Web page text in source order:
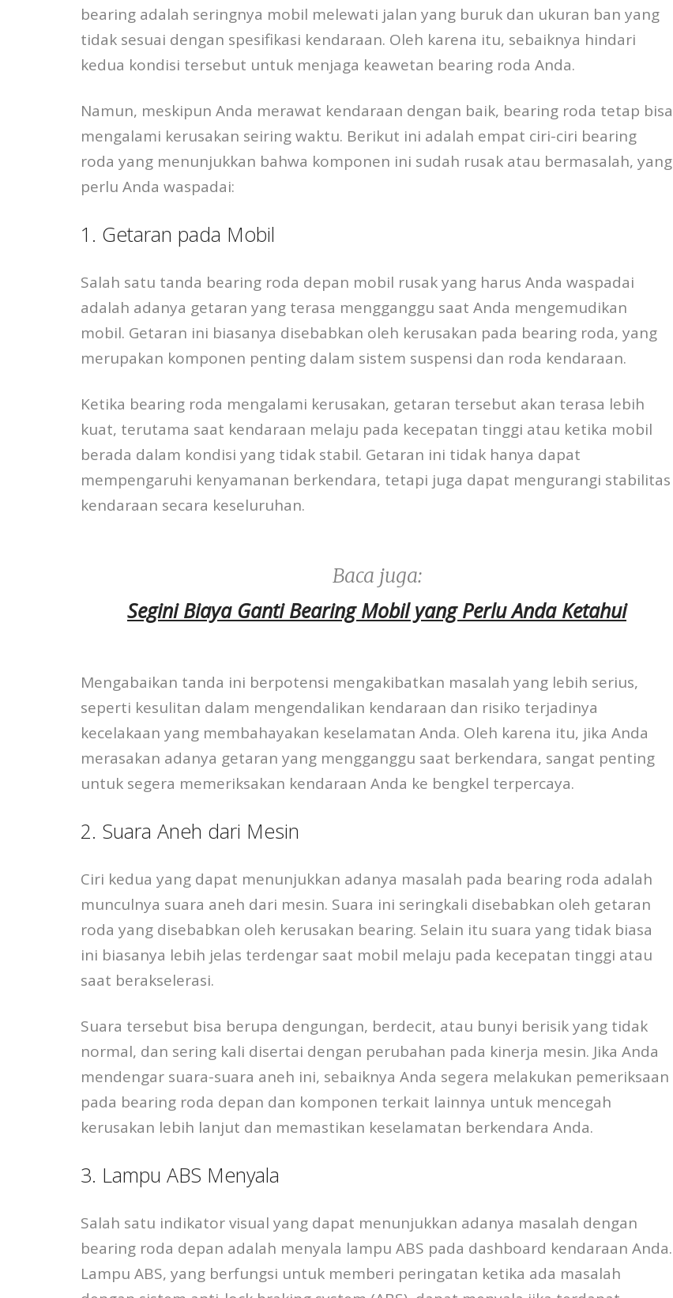
bearing adalah seringnya mobil melewati jalan yang buruk dan ukuran ban yang
tidak sesuai dengan spesifikasi kendaraan. Oleh karena itu, sebaiknya hindari
kedua kondisi tersebut untuk menjaga keawetan bearing roda Anda.
Namun, meskipun Anda merawat kendaraan dengan baik, bearing roda tetap bisa
mengalami kerusakan seiring waktu. Berikut ini adalah empat ciri-ciri bearing
roda yang menunjukkan bahwa komponen ini sudah rusak atau bermasalah, yang
perlu Anda waspadai:
1. Getaran pada Mobil
Salah satu tanda bearing roda depan mobil rusak yang harus Anda waspadai
adalah adanya getaran yang terasa mengganggu saat Anda mengemudikan
mobil. Getaran ini biasanya disebabkan oleh kerusakan pada bearing roda, yang
merupakan komponen penting dalam sistem suspensi dan roda kendaraan.
Ketika bearing roda mengalami kerusakan, getaran tersebut akan terasa lebih
kuat, terutama saat kendaraan melaju pada kecepatan tinggi atau ketika mobil
berada dalam kondisi yang tidak stabil. Getaran ini tidak hanya dapat
mempengaruhi kenyamanan berkendara, tetapi juga dapat mengurangi stabilitas
kendaraan secara keseluruhan.
Baca juga:
Segini Biaya Ganti Bearing Mobil yang Perlu Anda Ketahui
Mengabaikan tanda ini berpotensi mengakibatkan masalah yang lebih serius,
seperti kesulitan dalam mengendalikan kendaraan dan risiko terjadinya
kecelakaan yang membahayakan keselamatan Anda. Oleh karena itu, jika Anda
merasakan adanya getaran yang mengganggu saat berkendara, sangat penting
untuk segera memeriksakan kendaraan Anda ke bengkel terpercaya.
2. Suara Aneh dari Mesin
Ciri kedua yang dapat menunjukkan adanya masalah pada bearing roda adalah
munculnya suara aneh dari mesin. Suara ini seringkali disebabkan oleh getaran
roda yang disebabkan oleh kerusakan bearing. Selain itu suara yang tidak biasa
ini biasanya lebih jelas terdengar saat mobil melaju pada kecepatan tinggi atau
saat berakselerasi.
Suara tersebut bisa berupa dengungan, berdecit, atau bunyi berisik yang tidak
normal, dan sering kali disertai dengan perubahan pada kinerja mesin. Jika Anda
mendengar suara-suara aneh ini, sebaiknya Anda segera melakukan pemeriksaan
pada bearing roda depan dan komponen terkait lainnya untuk mencegah
kerusakan lebih lanjut dan memastikan keselamatan berkendara Anda.
3. Lampu ABS Menyala
Salah satu indikator visual yang dapat menunjukkan adanya masalah dengan
bearing roda depan adalah menyala lampu ABS pada dashboard kendaraan Anda.
Lampu ABS, yang berfungsi untuk memberi peringatan ketika ada masalah